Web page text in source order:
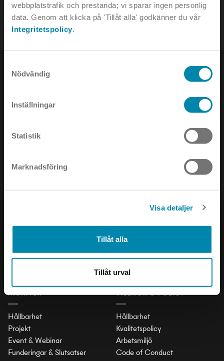
webbplatstrafik och prestanda; vi sparar ingen personlig
data. Genom att klicka på 'Tillåt alla' godkänner du vår
Integritetspolicy.
Nödvändig
Inställningar
Statistik
Marknadsföring
Visa detaljer
Tillåt alla
Tillåt urval
tel:08-442 90 00
NYHETSBREV
Håll dig uppdaterad om det senaste inom ljusets värld!
Utomhus
INSIKTER
Hållbarhet
Projekt
Event & Webinar
Funderingar & Slutsatser
LinkedIn
Facebook
Instagram
VILLKOR & POLICY
Hållbarhet
Kvalitetspolicy
Arbetsmiljö
Code of Conduct